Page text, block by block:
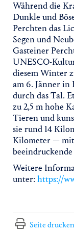
Während die
Dunkle und
Perchten das
Segen und
Gasteiner
UNESCO-
diesem Winter
am 6. Jänner in
durch das Tal.
zu 2,5 m hohe
Tieren und
sie rund 14
Kilometer — mit
Weitere
unter: https://
Seite drucken